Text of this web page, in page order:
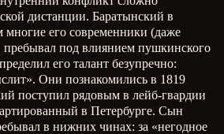
дистанции. Баратынский в
многие его современники (даже
пребывал под влиянием пушкинского
его талант безупречно:
Они познакомились в 1819
поступил рядовым в лейб-гвардии
в Петербурге. Сын
в нижних чинах: за «негодное